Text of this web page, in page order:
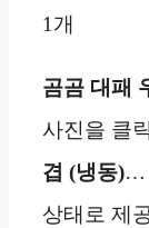
1개
곰곰 대패
사진을 클
겹 (냉동)…
상태로 제